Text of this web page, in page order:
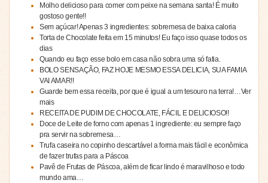
Molho delicioso para comer com peixe na semana santa! É muito
gostoso gente!!
Sem açúcar! Apenas 3 ingredientes: sobremesa de baixa caloria
Torta de Chocolate feita em 15 minutos! Eu faço isso quase todos os
dias
Quando eu faço esse bolo em casa não sobra uma só fatia.
BOLO SENSAÇÃO, FAZ HOJE MESMO ESSA DELICIA, SUA FAMIA
VAI AMAR!!
Guarde bem essa receita, por que é igual a um tesouro na terra!…Ver
mais
RECEITA DE PUDIM DE CHOCOLATE, FÁCIL E DELICIOSO!!
Doce de Leite de forno com apenas 1 ingrediente: eu sempre faço
pra servir na sobremesa…
Trufa caseira no copinho descartável a forma mais fácil e econômica
de fazer trufas para a Páscoa
Pavê de Frutas de Páscoa, além de ficar lindo é maravilhoso e todo
mundo ama…